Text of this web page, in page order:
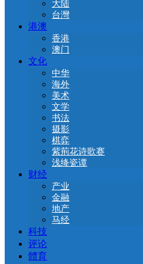
大陆
台灣
港澳
香港
澳门
文化
中华
海外
美术
文学
书法
摄影
棋弈
紫荊花诗歌赛
浅绛瓷谭
财经
产业
金融
地产
马经
科技
评论
體育